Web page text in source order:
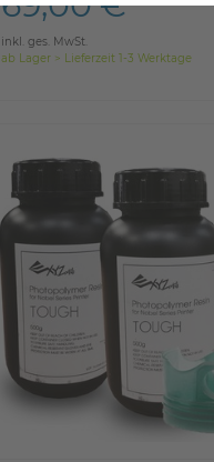
inkl. ges. MwSt.
ab Lager > Lieferzeit 1-3 Werktage